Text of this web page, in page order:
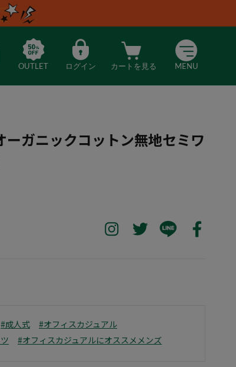
OUTLET ログイン カートを見る MENU
ーガニックコットン無地セミワ
#成人式
#オフィスカジュアル
#オフィスカジュアルにオススメメンズ